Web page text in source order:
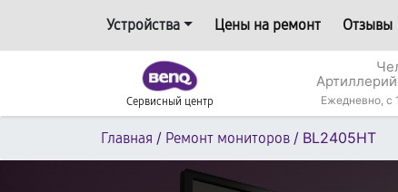
Устройства Цены на ремонт Отзывы
Сервисный центр
Ежедневно, с
Главная / Ремонт мониторов / BL2405HT